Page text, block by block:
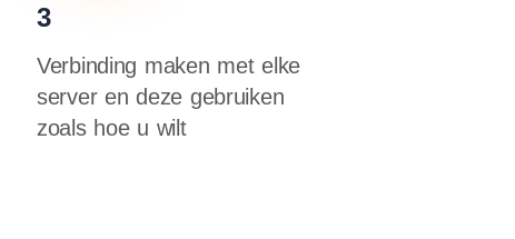
3
Verbinding maken met elke
server en deze gebruiken
zoals hoe u wilt